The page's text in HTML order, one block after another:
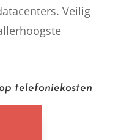
Veilig
telefoniekosten